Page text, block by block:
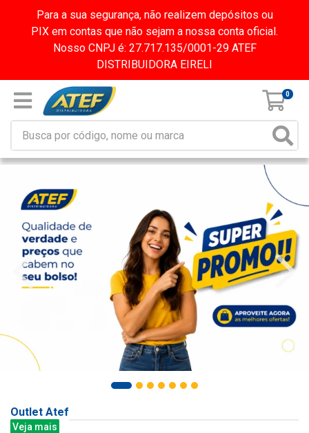
Para a sua segurança, não realizem depósitos ou
PIX em contas que não sejam a nossa conta oficial.
Nosso CNPJ é: 27.717.135/0001-29 ATEF
DISTRIBUIDORA EIRELI
0
Outlet Atef
Veja mais